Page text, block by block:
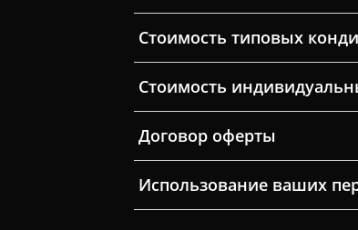
Стоимость типовых
Стоимость
Договор оферты
Использование ваших